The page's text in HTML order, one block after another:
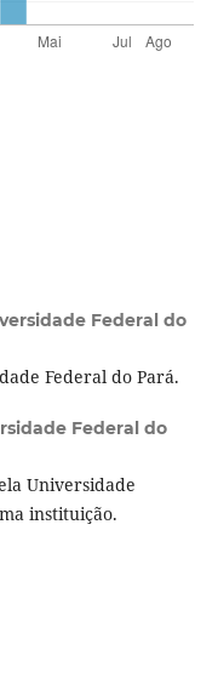
Federal do
Federal do Pará.
Federal do
Universidade
instituição.